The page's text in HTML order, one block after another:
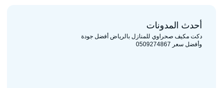
أحدث المدونات
دكت مكيف صحراوي للمنازل بالرياض أفضل جودة
وأفضل سعر 0509274867